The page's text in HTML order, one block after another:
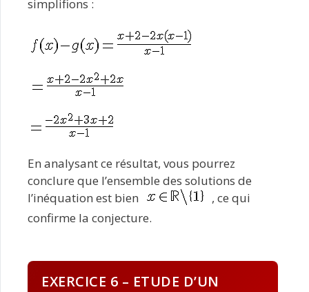
simplifions :
En analysant ce résultat, vous pourrez
conclure que l’ensemble des solutions de
l’inéquation est bien
, ce qui
confirme la conjecture.
EXERCICE 6 – ETUDE D’UN